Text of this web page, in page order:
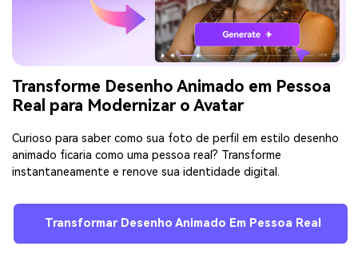
Transforme Desenho Animado em Pessoa
Real para Modernizar o Avatar
Curioso para saber como sua foto de perfil em estilo desenho
animado ficaria como uma pessoa real? Transforme
instantaneamente e renove sua identidade digital.
Transformar Desenho Animado Em Pessoa Real